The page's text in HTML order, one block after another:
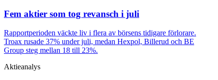
Fem aktier som tog revansch i juli
Rapportperioden väckte liv i flera av börsens tidigare förlorare.
Troax rusade 37% under juli, medan Hexpol, Billerud och BE
Group steg mellan 18 till 23%.
Aktieanalys